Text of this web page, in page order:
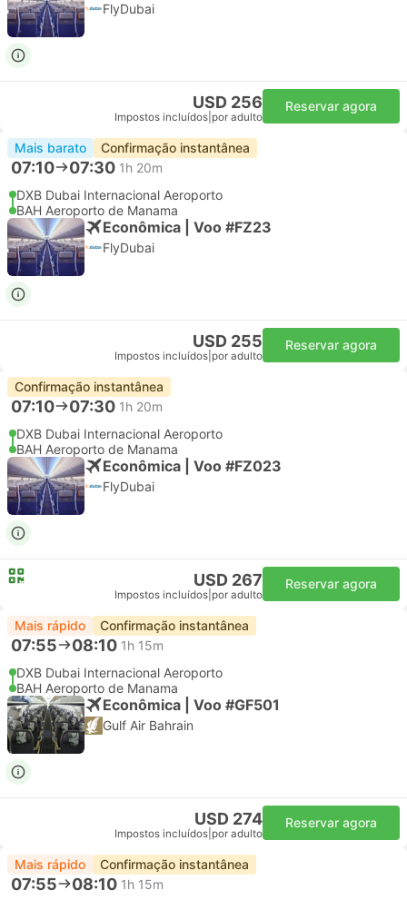
FlyDubai
USD 256
Impostos incluídos por adulto
Reservar agora
Mais barato Confirmação instantânea
07:10 07:30 1h 20m
DXB Dubai Internacional Aeroporto
BAH Aeroporto de Manama
Econômica | Voo #FZ23
FlyDubai
USD 255
Impostos incluídos por adulto
Reservar agora
Confirmação instantânea
07:10 07:30 1h 20m
DXB Dubai Internacional Aeroporto
BAH Aeroporto de Manama
Econômica | Voo #FZ023
FlyDubai
USD 267
Impostos incluídos por adulto
Reservar agora
Mais rápido Confirmação instantânea
07:55 08:10 1h 15m
DXB Dubai Internacional Aeroporto
BAH Aeroporto de Manama
Econômica | Voo #GF501
Gulf Air Bahrain
USD 274
Impostos incluídos por adulto
Reservar agora
Mais rápido Confirmação instantânea
07:55 08:10 1h 15m